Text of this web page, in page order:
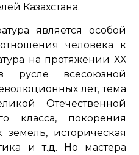
Казахстана.
является особой
человека к
на протяжении ХХ
русле всесоюзной
лет, тема
Отечественной
класса, покорения
историческая
и т.д. Но мастера